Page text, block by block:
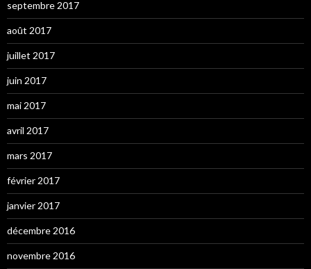
septembre 2017
août 2017
juillet 2017
juin 2017
mai 2017
avril 2017
mars 2017
février 2017
janvier 2017
décembre 2016
novembre 2016